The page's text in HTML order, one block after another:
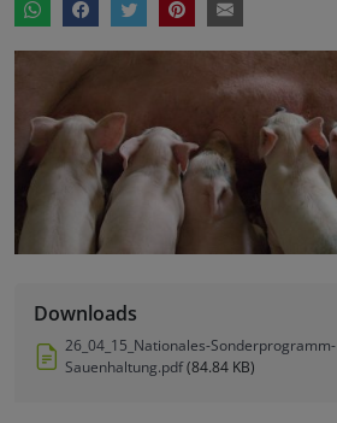
Downloads
26_04_15_Nationales-Sonderprogramm-
Sauenhaltung.pdf(84.84 KB)